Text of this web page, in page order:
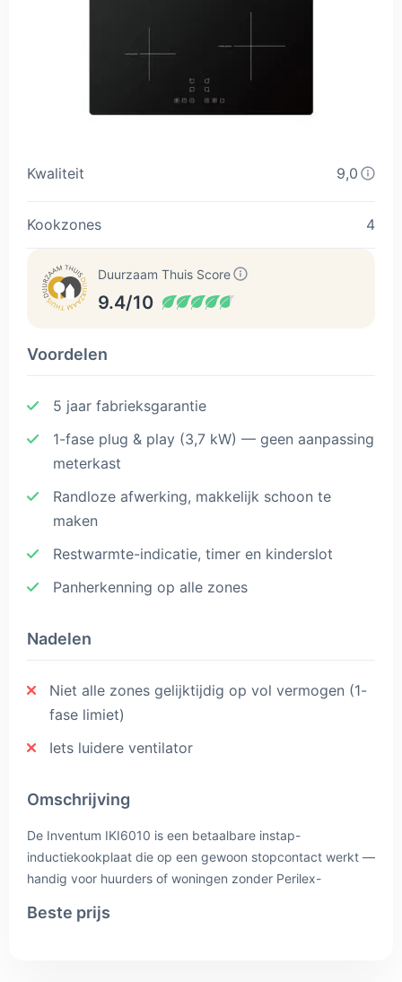
Kwaliteit 9,0
Kookzones 4
Duurzaam Thuis Score
9.4/10
Voordelen
5 jaar fabrieksgarantie
1-fase plug & play (3,7 kW) — geen aanpassing
meterkast
Randloze afwerking, makkelijk schoon te
maken
Restwarmte-indicatie, timer en kinderslot
Panherkenning op alle zones
Nadelen
Niet alle zones gelijktijdig op vol vermogen (1-
fase limiet)
Iets luidere ventilator
Omschrijving
De Inventum IKI6010 is een betaalbare instap-
inductiekookplaat die op een gewoon stopcontact werkt —
handig voor huurders of woningen zonder Perilex-
snelle opwarming, en panherkenning schakelt de zone
Beste prijs